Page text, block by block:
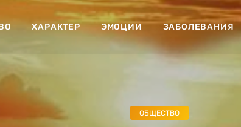
ХАРАКТЕР ЭМОЦИИ ЗАБОЛЕВАНИЯ
ОБЩЕСТВО